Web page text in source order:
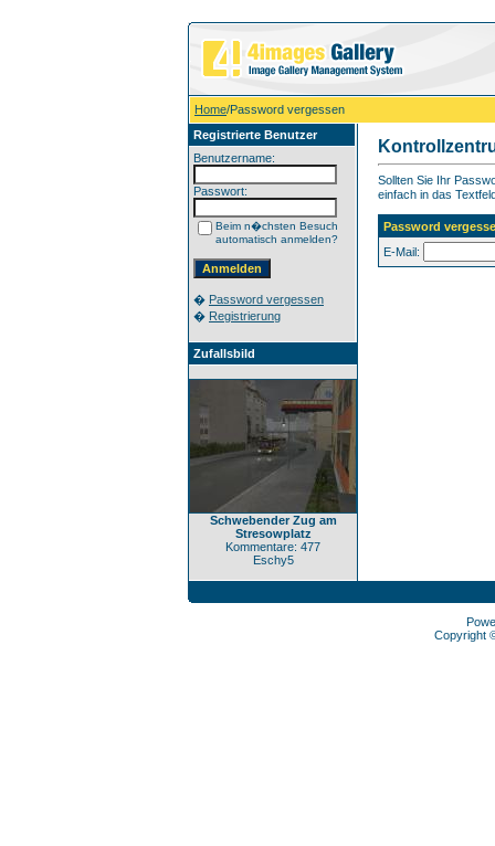
Home/Password vergessen
Registrierte Benutzer
Benutzername:
Passwort:
Beim n�chsten Besuch
automatisch anmelden?
� Password vergessen
� Registrierung
Zufallsbild
Schwebender Zug am
Stresowplatz
Kommentare: 477
Eschy5
Sollten Sie Ihr
einfach in das
Password
E-Mail:
Copyright